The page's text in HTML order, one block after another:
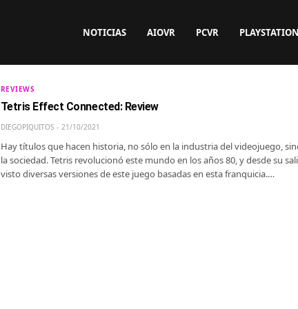
NOTICIAS AIOVR PCVR
REVIEWS
Tetris Effect Connected: Review
DIEGOPIQUITOS 21/10/2021
Hay títulos que hacen historia, no sólo en la industria del videojuego,
la sociedad. Tetris revolucionó este mundo en los años 80, y desde su
visto diversas versiones de este juego basadas en esta franquicia.…